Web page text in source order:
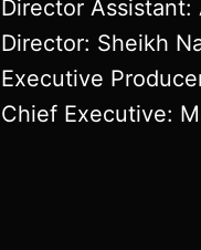
Director Assistant:
Director: Sheikh
Executive
Chief Executive: